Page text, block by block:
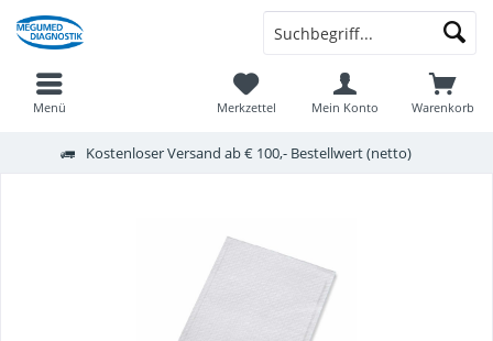
Kostenloser Versand ab € 100,- Bestellwert (netto)
Warenkorb
Merkzettel Mein Konto
Menü